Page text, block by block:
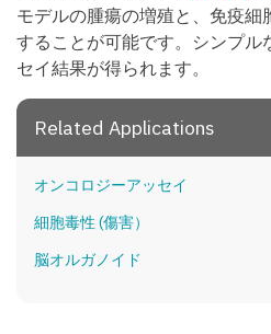
モデルの腫瘍の増殖と、免疫細
することが可能です。シンプル
セイ結果が得られます。
Related Applications
オンコロジーアッセイ
細胞毒性 (傷害）
脳オルガノイド